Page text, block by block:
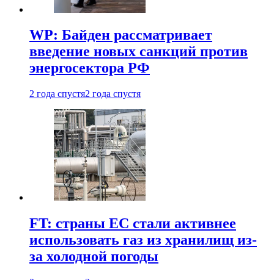
WP: Байден рассматривает
введение новых санкций против
энергосектора РФ
2 года спустя2 года спустя
FT: страны ЕС стали активнее
использовать газ из хранилищ из-
за холодной погоды